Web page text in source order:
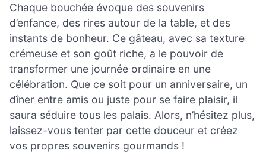
Chaque bouchée évoque des souvenirs
d’enfance, des rires autour de la table, et des
instants de bonheur. Ce gâteau, avec sa texture
crémeuse et son goût riche, a le pouvoir de
transformer une journée ordinaire en une
célébration. Que ce soit pour un anniversaire, un
dîner entre amis ou juste pour se faire plaisir, il
saura séduire tous les palais. Alors, n’hésitez plus,
laissez-vous tenter par cette douceur et créez
vos propres souvenirs gourmands !